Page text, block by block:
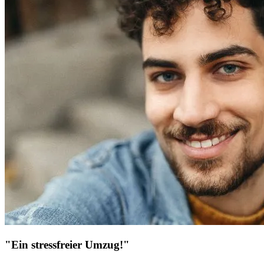
"Ein stressfreier Umzug!"